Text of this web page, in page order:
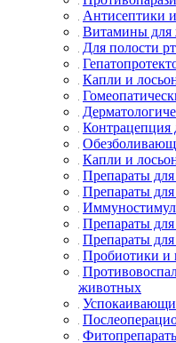
Антисептики
Витамины для
Для полости
Капли и
Капли и
Препараты
Препараты
Препараты
Препараты
Пробиотики и
животных